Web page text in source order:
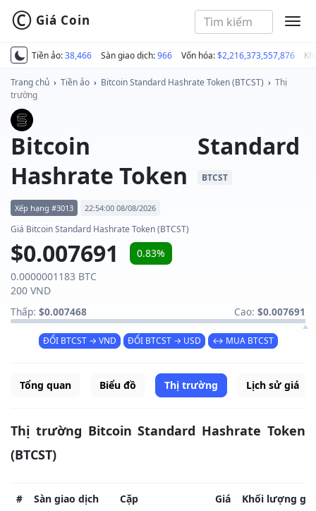
Tiền ảo:38,466 Sàn giao dịch:966 Vốn hóa:$2,216,373,557,876
© Giá Coin
Trang chủ › Tiền ảo › Bitcoin Standard Hashrate Token (BTCST) › Thị
trường
Bitcoin Standard
Hashrate Token
BTCST
Xếp hạng #3013 22:54:00 08/08/2026
Giá Bitcoin Standard Hashrate Token (BTCST)
$0.007691
0.83%
0.0000001183 BTC
200 VND
Thấp: $0.007468 Cao: $0.007691
ĐỔI BTCST → VND ĐỔI BTCST → USD ↔ MUA BTCST
Tổng quan Biểu đồ Thị trường Lịch sử giá
Thị trường Bitcoin Standard Hashrate Token
(BTCST)
# Sàn giao dịch Cặp Giá Khối lượng